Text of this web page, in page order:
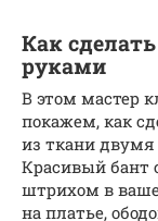
Как
руками
В этом мастер
покажем, как
из ткани
Красивый
штрихом в
на платье,